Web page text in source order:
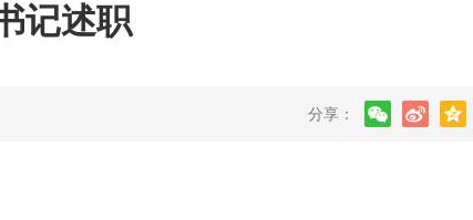
记述职
分享：